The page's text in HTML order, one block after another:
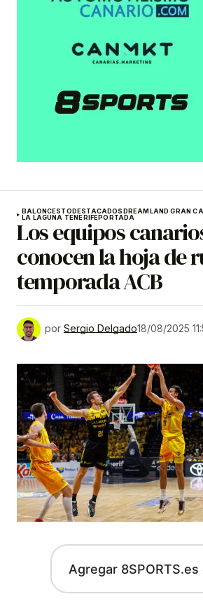
BALONCESTODESTACADOSDREAMLAND GRAN
LA LAGUNA TENERIFEPORTADA
Los equipos
conocen la hoja de
temporada ACB
por Sergio Delgado18/08/2025
Agregar 8SPORTS.es